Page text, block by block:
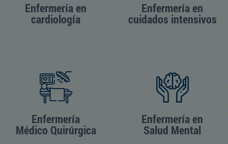
Enfermería en
cardiología
Enfermería en
cuidados intensivos
Enfermería
Médico Quirúrgica
Enfermería en
Salud Mental